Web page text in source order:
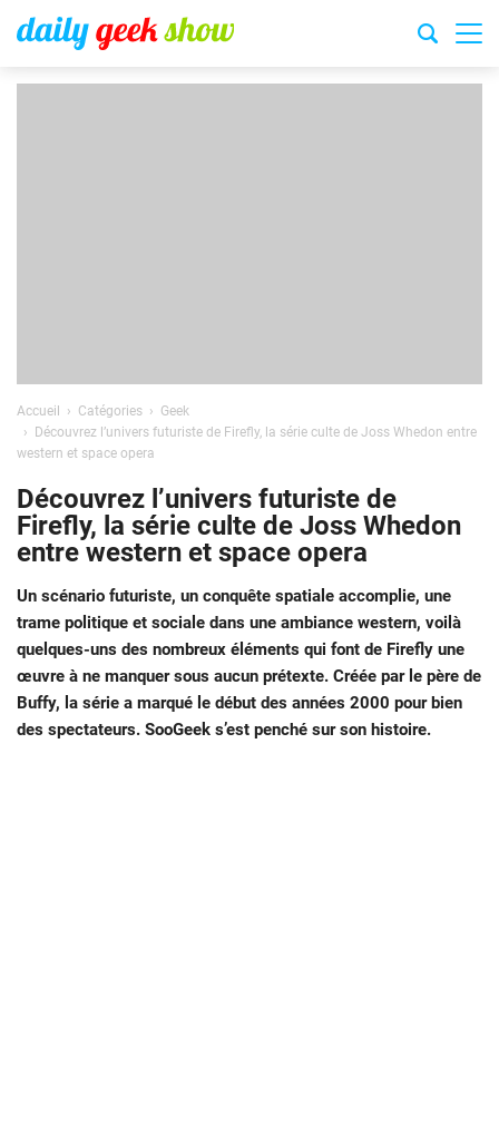
Accueil Catégories
Geek
Découvrez l’univers futuriste de Firefly, la série culte de Joss Whedon entre
western et space opera
Découvrez l’univers futuriste de
Firefly, la série culte de Joss Whedon
entre western et space opera
Un scénario futuriste, un conquête spatiale accomplie, une
trame politique et sociale dans une ambiance western, voilà
quelques-uns des nombreux éléments qui font de Firefly une
œuvre à ne manquer sous aucun prétexte. Créée par le père de
Buffy, la série a marqué le début des années 2000 pour bien
des spectateurs. SooGeek s’est penché sur son histoire.